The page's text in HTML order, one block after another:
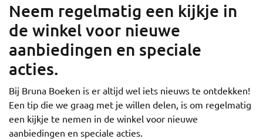
Neem regelmatig een kijkje in
de winkel voor nieuwe
aanbiedingen en speciale
acties.
Bij Bruna Boeken is er altijd wel iets nieuws te ontdekken!
Een tip die we graag met je willen delen, is om regelmatig
een kijkje te nemen in de winkel voor nieuwe
aanbiedingen en speciale acties.